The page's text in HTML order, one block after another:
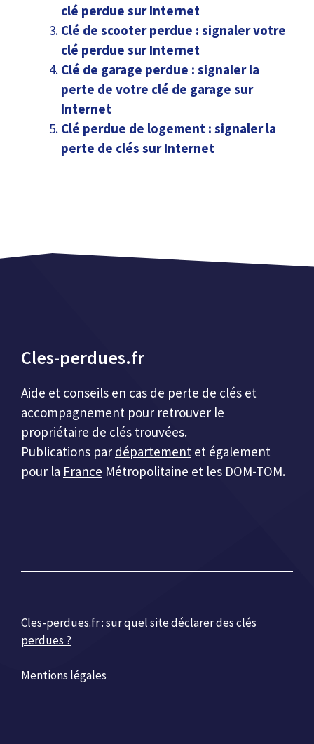
clé perdue sur Internet
Clé de scooter perdue : signaler votre
clé perdue sur Internet
Clé de garage perdue : signaler la
perte de votre clé de garage sur
Internet
Clé perdue de logement : signaler la
perte de clés sur Internet
Cles-perdues.fr
Aide et conseils en cas de perte de clés et
accompagnement pour retrouver le
propriétaire de clés trouvées.
Publications par département et également
pour la France Métropolitaine et les DOM-TOM.
Cles-perdues.fr :sur quel site déclarer des clés
perdues ?
Mentions légales